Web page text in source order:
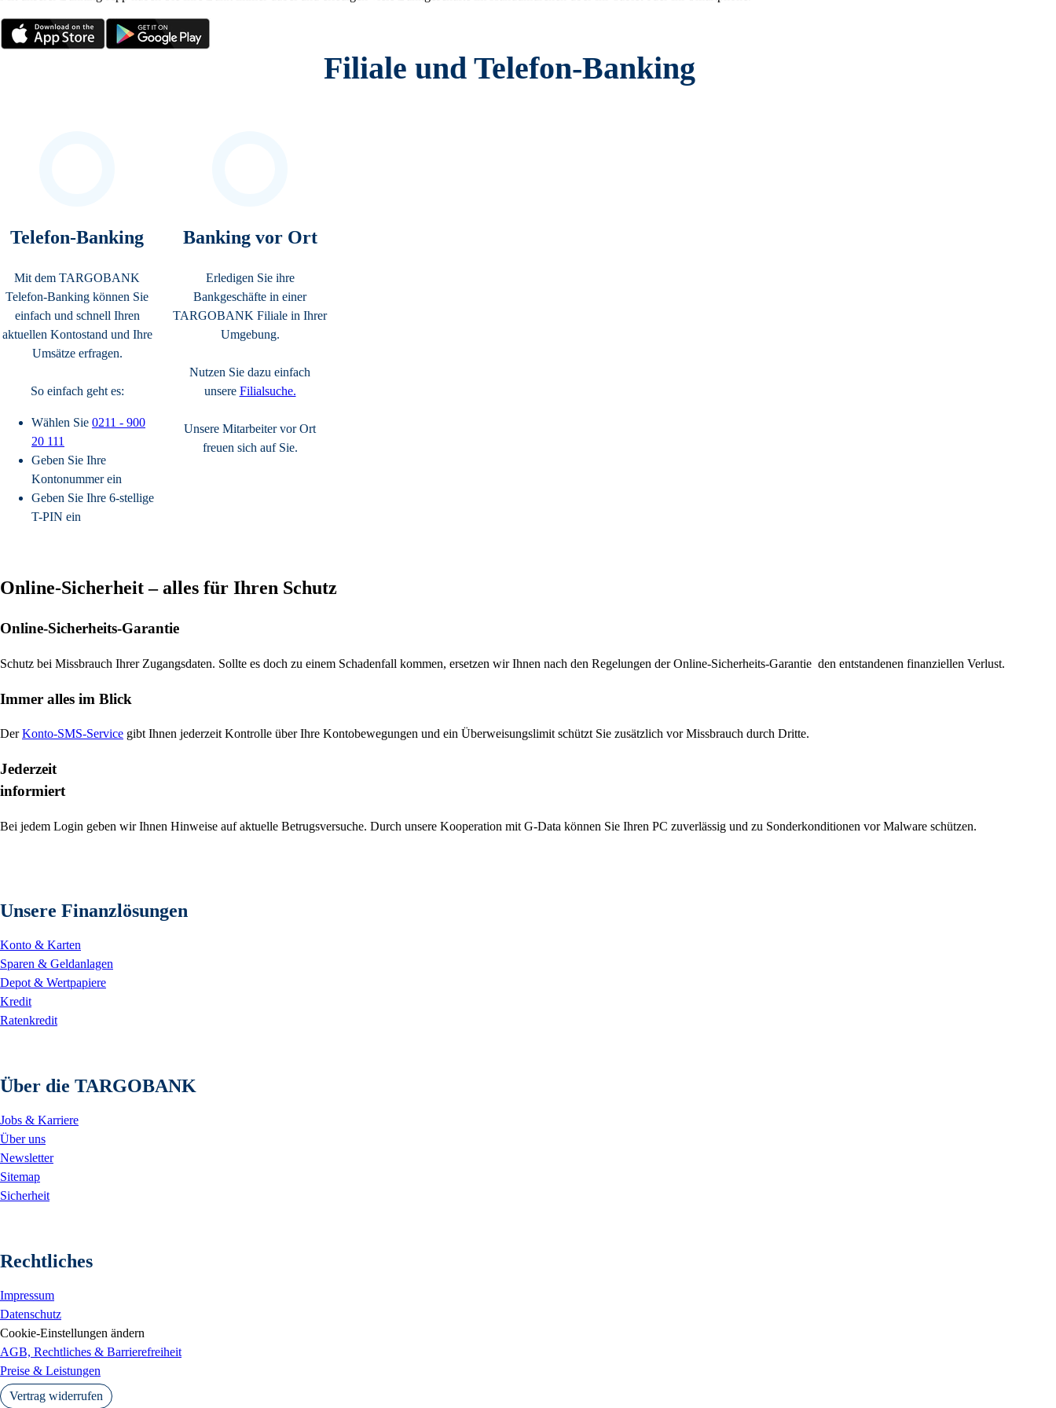
Filiale und Telefon-Banking
Telefon-Banking
Mit dem TARGOBANK
Telefon-Banking können Sie
einfach und schnell Ihren
aktuellen Kontostand und Ihre
Umsätze erfragen.
So einfach geht es:
Wählen Sie 0211 - 900
20 111
Geben Sie Ihre
Kontonummer ein
Geben Sie Ihre 6-stellige
T-PIN ein
Banking vor Ort
Erledigen Sie ihre
Bankgeschäfte in einer
TARGOBANK Filiale in Ihrer
Umgebung.
Nutzen Sie dazu einfach
unsere Filialsuche.
Unsere Mitarbeiter vor Ort
freuen sich auf Sie.
Online-Sicherheit – alles für Ihren Schutz
Online-Sicherheits-Garantie
Schutz bei Missbrauch Ihrer Zugangsdaten. Sollte es doch zu einem Schadenfall kommen, ersetzen wir Ihnen nach den Regelungen der Online-Sicherheits-Garantie den entstandenen finanziellen Verlust.
Immer alles im Blick
DerKonto-SMS-Service gibt Ihnen jederzeit Kontrolle über Ihre Kontobewegungen und ein Überweisungslimit schützt Sie zusätzlich vor Missbrauch durch Dritte.
Jederzeit
informiert
Bei jedem Login geben wir Ihnen Hinweise auf aktuelle Betrugsversuche. Durch unsere Kooperation mit G-Data können Sie Ihren PC zuverlässig und zu Sonderkonditionen vor Malware schützen.
Unsere Finanzlösungen
Konto & Karten
Sparen & Geldanlagen
Depot & Wertpapiere
Kredit
Ratenkredit
Über die TARGOBANK
Jobs & Karriere
Über uns
Newsletter
Sitemap
Sicherheit
Rechtliches
Impressum
Datenschutz
Cookie-Einstellungen ändern
AGB, Rechtliches & Barrierefreiheit
Preise & Leistungen
Vertrag widerrufen